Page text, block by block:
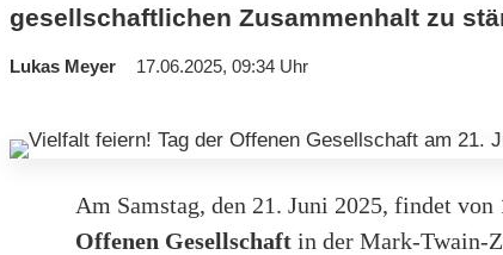
gesellschaftlichen Zusammenhalt zu
Lukas Meyer 17.06.2025, 09:34 Uhr
Am Samstag, den 21. Juni 2025, findet
Offenen Gesellschaft in der Mark-Twain-